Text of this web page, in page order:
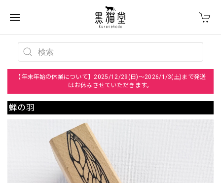
【年末年始の休業について】2025/12/29(日)～2026/1/3(土)まで発送
はお休みさせていただきます。
蝉の羽